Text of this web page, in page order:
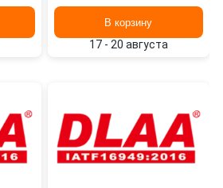
В корзину
17 - 20 августа